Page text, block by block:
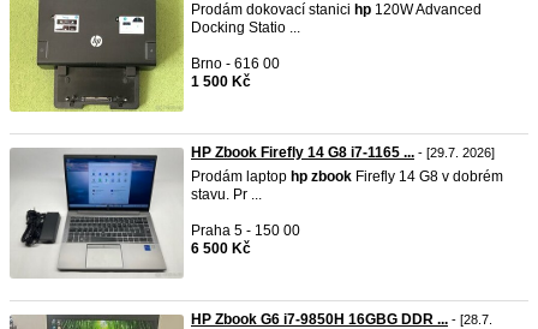
Prodám dokovací stanici hp 120W Advanced
Docking Statio ...
Brno - 616 00
1 500 Kč
HP Zbook Firefly 14 G8 i7-1165 ... - [29.7. 2026]
Prodám laptop hp zbook Firefly 14 G8 v dobrém
stavu. Pr ...
Praha 5 - 150 00
6 500 Kč
HP Zbook G6 i7-9850H 16GBG DDR ... - [28.7.